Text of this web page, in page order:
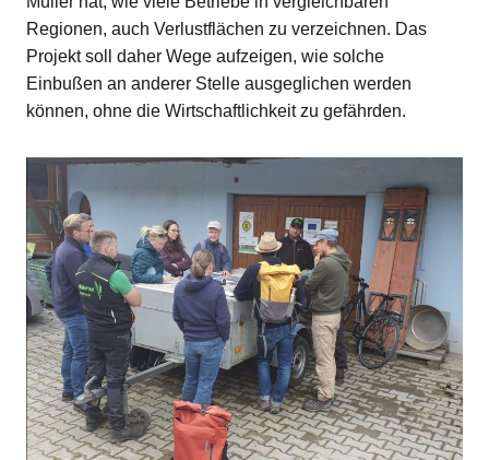
Regionen, auch Verlustflächen zu verzeichnen. Das
Projekt soll daher Wege aufzeigen, wie solche
Einbußen an anderer Stelle ausgeglichen werden
können, ohne die Wirtschaftlichkeit zu gefährden.